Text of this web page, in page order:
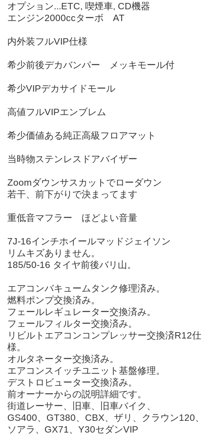
オプション...ETC, 喫煙車, CD機器
エンジン2000ccターボ AT
内外装フルVIP仕様
希少前後デカバンパー メッキモール付
希少VIPデカサイドモール
高値フルVIPエンブレム
希少価値ある純正高級フロアマット
当時物ステンレスドアバイザー
Zoomダウンサスカットでローダウン
若干、前下がりで決まってます
重低音マフラー ほどよい音量
7J-16インチホイールマッドジェイソン
リムキズありません。
185/50-16 タイヤ前後バリ山。
エアコンバキュームタンク修理済み。
燃料ポンプ交換済み。
フェールレギュレーター交換済み。
フェールフィルター交換済み。
リビルトエアコンコンプレッサー交換済R12仕
様。
オルタネーター交換済み。
エアコンスイッチユニット基盤修理。
デストロビューター交換済み。
前オーナーからの説明詳細です。
街道レーサー、旧車、旧車バイク、
GS400、GT380、CBX、ザリ、クラウン120、
ソアラ、GX71、Y30セダンVIP